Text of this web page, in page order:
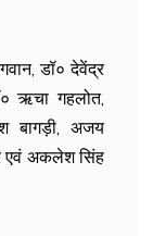
डॉ० देवेंद्र
ऋचा गहलोत,
बागड़ी, अजय
एवं अकलेश सिंह